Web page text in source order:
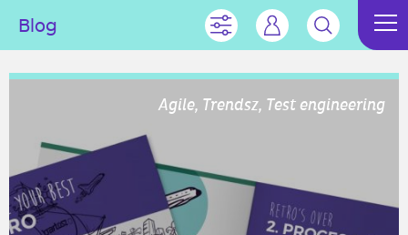
Blog
Agile, Trendsz, Test engineering